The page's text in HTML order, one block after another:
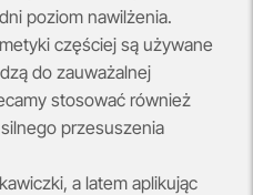
poziom nawilżenia.
częściej są używane
do zauważalnej
stosować również
przesuszenia
a latem aplikując